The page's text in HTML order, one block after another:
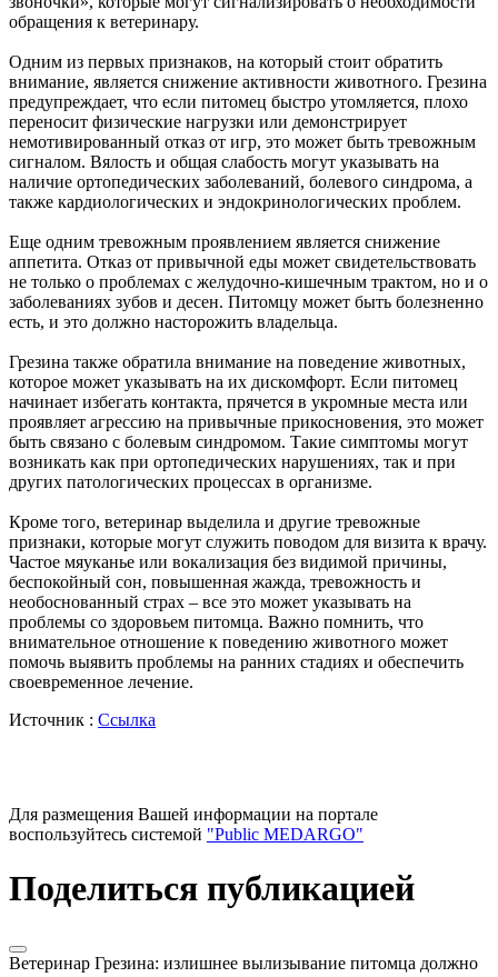
обращения к ветеринару.
Одним из первых признаков, на который стоит обратить
внимание, является снижение активности животного. Грезина
предупреждает, что если питомец быстро утомляется, плохо
переносит физические нагрузки или демонстрирует
немотивированный отказ от игр, это может быть тревожным
сигналом. Вялость и общая слабость могут указывать на
наличие ортопедических заболеваний, болевого синдрома, а
также кардиологических и эндокринологических проблем.
Еще одним тревожным проявлением является снижение
аппетита. Отказ от привычной еды может свидетельствовать
не только о проблемах с желудочно-кишечным трактом, но и о
заболеваниях зубов и десен. Питомцу может быть болезненно
есть, и это должно насторожить владельца.
Грезина также обратила внимание на поведение животных,
которое может указывать на их дискомфорт. Если питомец
начинает избегать контакта, прячется в укромные места или
проявляет агрессию на привычные прикосновения, это может
быть связано с болевым синдромом. Такие симптомы могут
возникать как при ортопедических нарушениях, так и при
других патологических процессах в организме.
Кроме того, ветеринар выделила и другие тревожные
признаки, которые могут служить поводом для визита к врачу.
Частое мяуканье или вокализация без видимой причины,
беспокойный сон, повышенная жажда, тревожность и
необоснованный страх – все это может указывать на
проблемы со здоровьем питомца. Важно помнить, что
внимательное отношение к поведению животного может
помочь выявить проблемы на ранних стадиях и обеспечить
своевременное лечение.
Источник : Ссылка
Для размещения Вашей информации на портале
воспользуйтесь системой "Public MEDARGO"
Поделиться публикацией
Ветеринар Грезина: излишнее вылизывание питомца должно